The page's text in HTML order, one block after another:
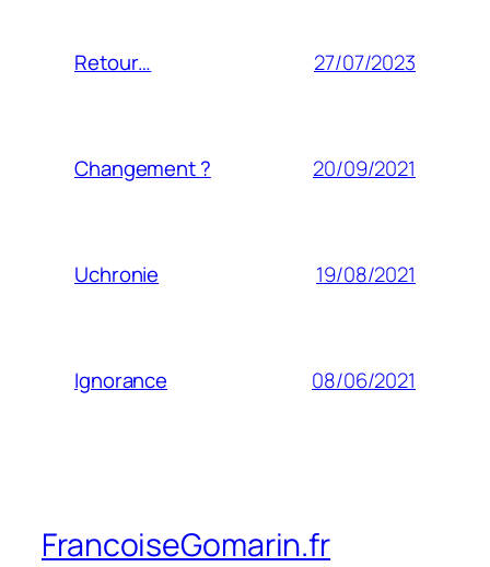
Retour… 27/07/2023
Changement ? 20/09/2021
Uchronie 19/08/2021
Ignorance 08/06/2021
FrancoiseGomarin.fr